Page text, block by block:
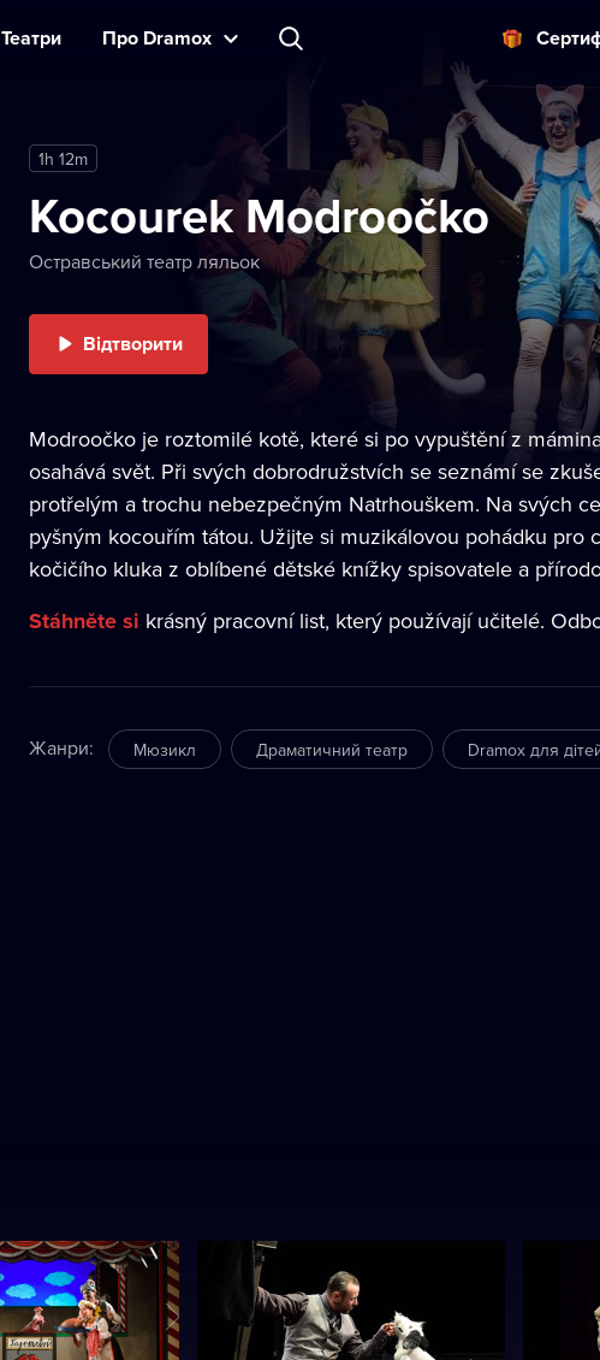
Театри Прo Dramox
1h 12m
Kocourek Modroočko
Остравський театр ляльок
Відтворити
Modroočko je roztomilé kotě, které si po vypuštění z
osahává svět. Při svých dobrodružstvích se seznámí se
protřelým a trochu nebezpečným Natrhouškem. Na svých
pyšným kocouřím tátou. Užijte si muzikálovou pohádku pro
kočičího kluka z oblíbené dětské knížky spisovatele a
Stáhněte si krásný pracovní list, který používají učitelé.
Жанри: Мюзикл Драматичний театр Dramox для